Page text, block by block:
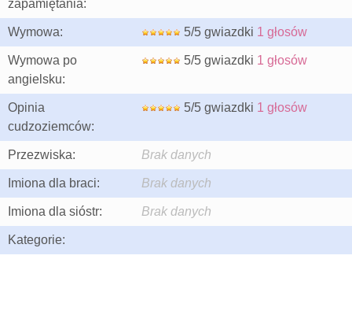
zapamiętania:
Wymowa: 5/5 gwiazdki 1 głosów
Wymowa po
angielsku:
5/5 gwiazdki 1 głosów
Opinia
cudzoziemców:
5/5 gwiazdki 1 głosów
Przezwiska: Brak danych
Imiona dla braci: Brak danych
Imiona dla sióstr: Brak danych
Kategorie: